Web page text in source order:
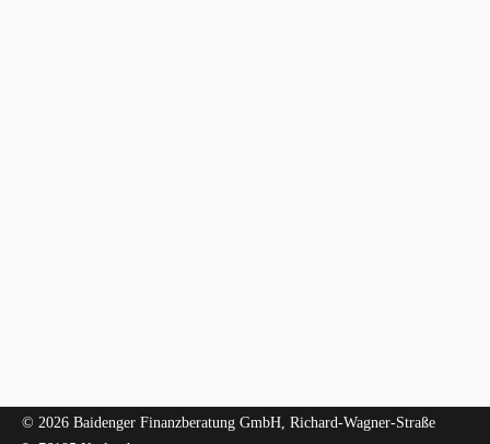
© 2026 Baidenger Finanzberatung GmbH, Richard-Wagner-Straße